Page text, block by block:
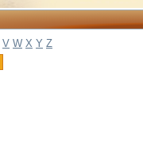
V W X Y Z